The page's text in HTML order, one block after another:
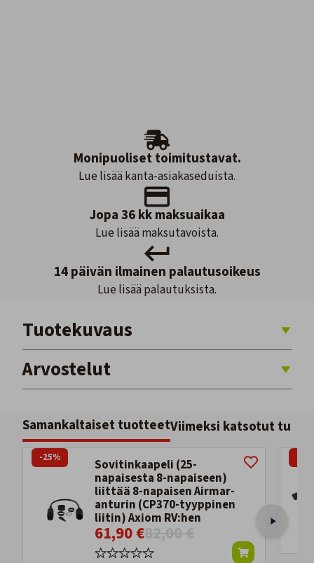
Monipuoliset toimitustavat.
Lue lisää kanta-asiakaseduista.
Jopa 36 kk maksuaikaa
Lue lisää maksutavoista.
14 päivän ilmainen palautusoikeus
Lue lisää palautuksista.
Tuotekuvaus
Arvostelut
Samankaltaiset tuotteetViimeksi katsotut
Sovitinkaapeli (25-
napaisesta 8-napaiseen)
liittää 8-napaisen Airmar-
anturin (CP370-tyyppinen
liitin) Axiom RV:hen
61,90 €82,00 €
-25%